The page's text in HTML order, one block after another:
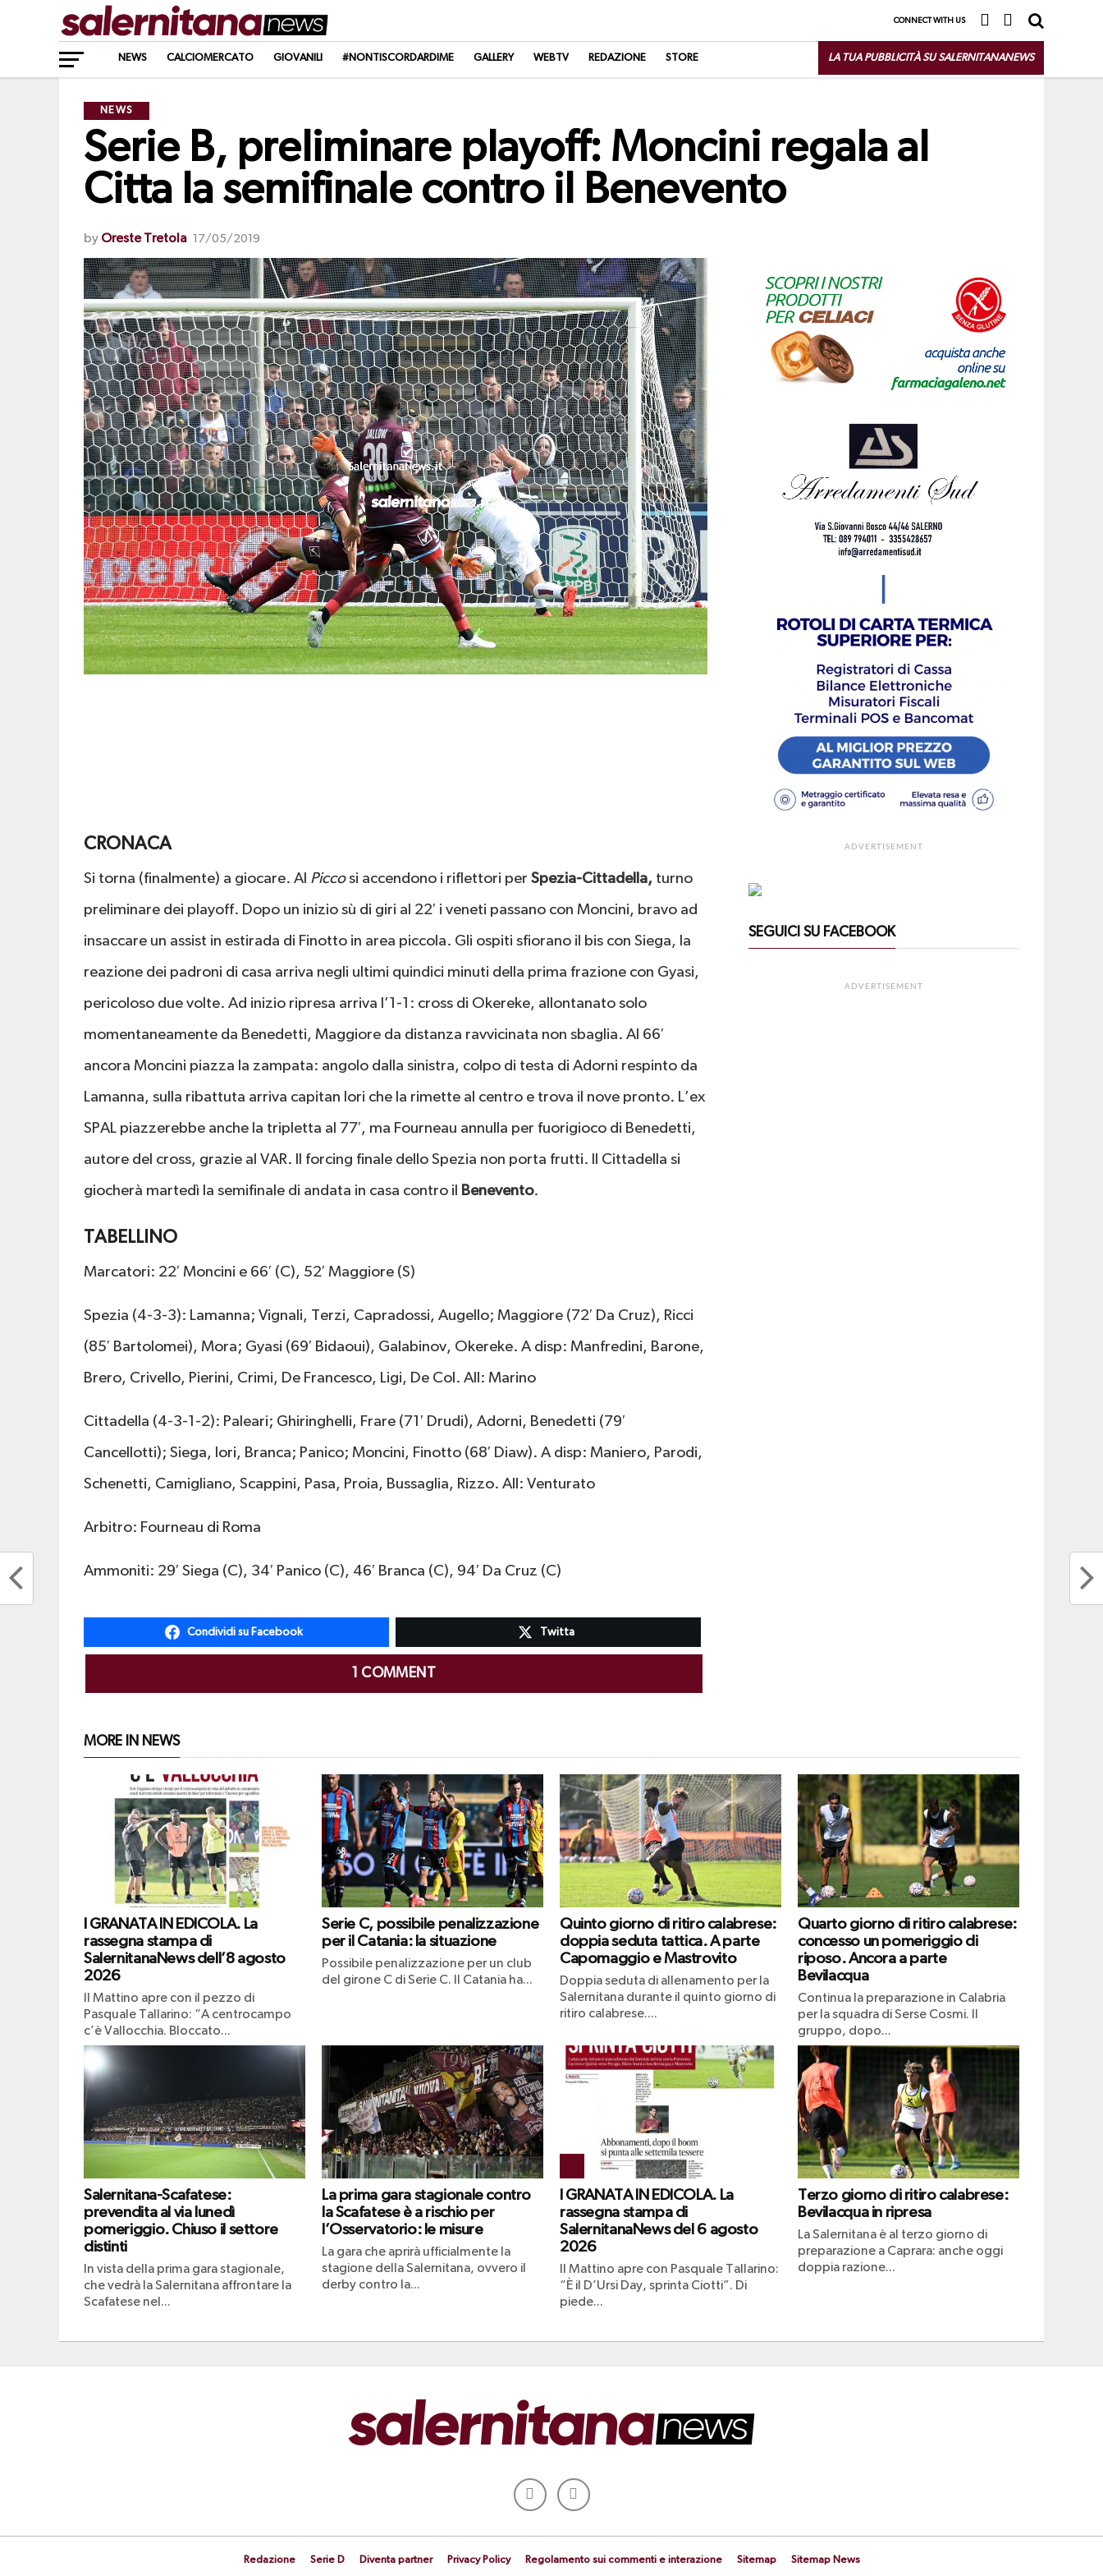
CONNECT WITH US
NEWS CALCIOMERCATO GIOVANILI #NONTISCORDARDIME GALLERY WEBTV REDAZIONE STORE LA TUA PUBBLICITÀ SU SALERNITANANEWS
NEWS
Serie B, preliminare playoff: Moncini regala al
Citta la semifinale contro il Benevento
by Oreste Tretola 17/05/2019
CRONACA
Si torna (finalmente) a giocare. Al Piccosi accendono i riflettori per Spezia-Cittadella, turno
preliminare dei playoff. Dopo un inizio sù di giri al 22′ i veneti passano con Moncini, bravo ad
insaccare un assist in estirada di Finotto in area piccola. Gli ospiti sfiorano il bis con Siega, la
reazione dei padroni di casa arriva negli ultimi quindici minuti della prima frazione con Gyasi,
pericoloso due volte. Ad inizio ripresa arriva l’1-1: cross di Okereke, allontanato solo
momentaneamente da Benedetti, Maggiore da distanza ravvicinata non sbaglia. Al 66′
ancora Moncini piazza la zampata: angolo dalla sinistra, colpo di testa di Adorni respinto da
Lamanna, sulla ribattuta arriva capitan Iori che la rimette al centro e trova il nove pronto. L’ex
SPAL piazzerebbe anche la tripletta al 77′, ma Fourneau annulla per fuorigioco di Benedetti,
autore del cross, grazie al VAR. Il forcing finale dello Spezia non porta frutti. Il Cittadella si
giocherà martedì la semifinale di andata in casa contro il
Benevento.
TABELLINO
Marcatori: 22′ Moncini e 66′ (C), 52′ Maggiore (S)
Spezia (4-3-3): Lamanna; Vignali, Terzi, Capradossi, Augello; Maggiore (72′ Da Cruz), Ricci
(85′ Bartolomei), Mora; Gyasi (69′ Bidaoui), Galabinov, Okereke. A disp: Manfredini, Barone,
Brero, Crivello, Pierini, Crimi, De Francesco, Ligi, De Col. All: Marino
Cittadella (4-3-1-2): Paleari; Ghiringhelli, Frare (71′ Drudi), Adorni, Benedetti (79′
Cancellotti); Siega, Iori, Branca; Panico; Moncini, Finotto (68′ Diaw). A disp: Maniero, Parodi,
Schenetti, Camigliano, Scappini, Pasa, Proia, Bussaglia, Rizzo. All: Venturato
Arbitro: Fourneau di Roma
Ammoniti: 29′ Siega (C), 34′ Panico (C), 46′ Branca (C), 94′ Da Cruz (C)
Condividi su Facebook Twitta
1 COMMENT
ADVERTISEMENT
SEGUICI SU FACEBOOK
ADVERTISEMENT
MORE IN NEWS
I GRANATA IN EDICOLA. La
rassegna stampa di
SalernitanaNews dell’8 agosto
2026
Il Mattino apre con il pezzo di
Pasquale Tallarino: “A centrocampo
c’è Vallocchia. Bloccato...
Serie C, possibile penalizzazione
per il Catania: la situazione
Possibile penalizzazione per un club
del girone C di Serie C. Il Catania ha...
Quinto giorno di ritiro calabrese:
doppia seduta tattica. A parte
Capomaggio e Mastrovito
Doppia seduta di allenamento per la
Salernitana durante il quinto giorno di
ritiro calabrese....
Quarto giorno di ritiro calabrese:
concesso un pomeriggio di
riposo. Ancora a parte
Bevilacqua
Continua la preparazione in Calabria
per la squadra di Serse Cosmi. Il
gruppo, dopo...
Salernitana-Scafatese:
prevendita al via lunedì
pomeriggio. Chiuso il settore
distinti
In vista della prima gara stagionale,
che vedrà la Salernitana affrontare la
Scafatese nel...
La prima gara stagionale contro
la Scafatese è a rischio per
l’Osservatorio: le misure
La gara che aprirà ufficialmente la
stagione della Salernitana, ovvero il
derby contro la...
I GRANATA IN EDICOLA. La
rassegna stampa di
SalernitanaNews del 6 agosto
2026
Il Mattino apre con Pasquale Tallarino:
“È il D’Ursi Day, sprinta Ciotti”. Di
piede...
Terzo giorno di ritiro calabrese:
Bevilacqua in ripresa
La Salernitana è al terzo giorno di
preparazione a Caprara: anche oggi
doppia razione...
Redazione Serie D Diventa partner Privacy Policy Regolamento sui commenti e interazione Sitemap Sitemap News